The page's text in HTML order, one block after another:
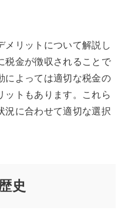
メリットについて解説し
税金が徴収されることで
によっては適切な税金の
ットもあります。これら
況に合わせて適切な選択
史